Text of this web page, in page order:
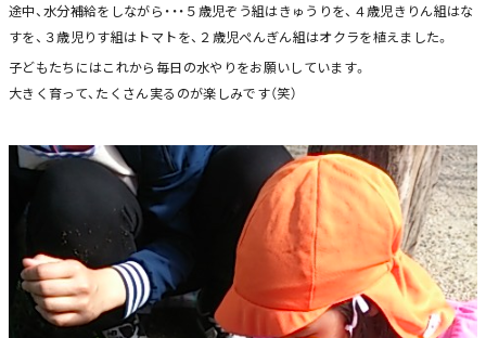
途中、水分補給をしながら・・・５歳児ぞう組はきゅうりを、４歳児きりん組はな
すを、３歳児りす組はトマトを、２歳児ぺんぎん組はオクラを植えました。
子どもたちにはこれから毎日の水やりをお願いしています。
大きく育って、たくさん実るのが楽しみです（笑）